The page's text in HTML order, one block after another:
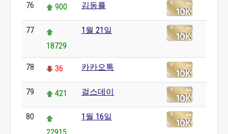
76 900 김동률
77
18729
1월 21일
78 36 카카오톡
79 421 걸스데이
80
1월 16일